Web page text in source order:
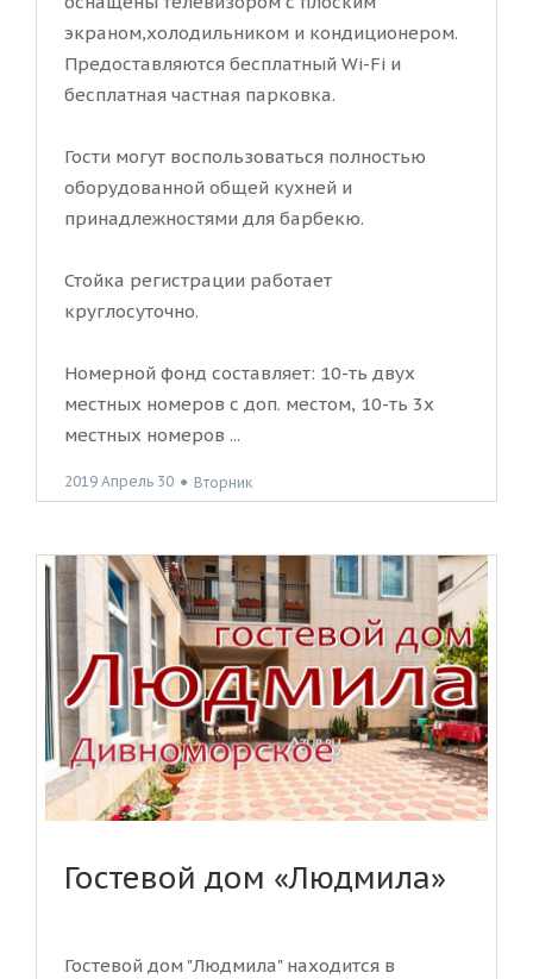
экраном,холодильником и кондиционером.
Предоставляются бесплатный Wi-Fi и
бесплатная частная парковка.
Гости могут воспользоваться полностью
оборудованной общей кухней и
принадлежностями для барбекю.
Стойка регистрации работает
круглосуточно.
Номерной фонд составляет: 10-ть двух
местных номеров с доп. местом, 10-ть 3х
местных номеров ...
2019 Апрель 30 ● Вторник
Гостевой дом «Людмила»
Гостевой дом "Людмила" находится в